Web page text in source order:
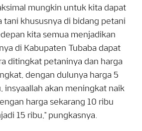
mungkin untuk kita dapat
tani khususnya di bidang petani
kita semua menjadikan
di Kabupaten Tubaba dapat
ditingkat petaninya dan harga
dengan dulunya harga 5
insyaallah akan meningkat naik
harga sekarang 10 ribu
15 ribu," pungkasnya.